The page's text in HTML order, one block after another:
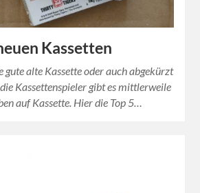
Kassetten
gute alte Kassette oder auch abgekürzt
Kassettenspieler gibt es mittlerweile
auf Kassette. Hier die Top 5…